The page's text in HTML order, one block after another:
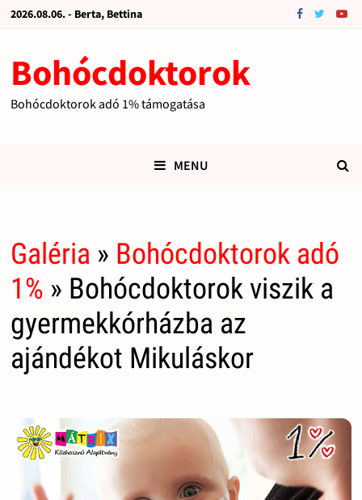
2026.08.06. - Berta, Bettina
Bohócdoktorok
Bohócdoktorok adó 1% támogatása
MENU
Galéria » Bohócdoktorok adó
1% » Bohócdoktorok viszik a
gyermekkórházba az
ajándékot Mikuláskor